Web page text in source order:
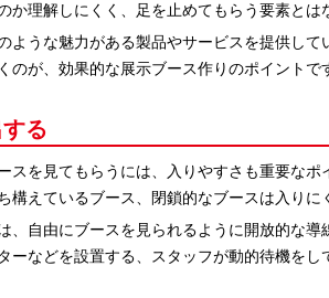
か理解しにくく、足を止めてもらう要素とは
ような魅力がある製品やサービスを提供して
のが、効果的な展示ブース作りのポイントで
る
スを見てもらうには、入りやすさも重要な
構えているブース、閉鎖的なブースは入りに
、自由にブースを見られるように開放的な
ーなどを設置する、スタッフが動的待機を